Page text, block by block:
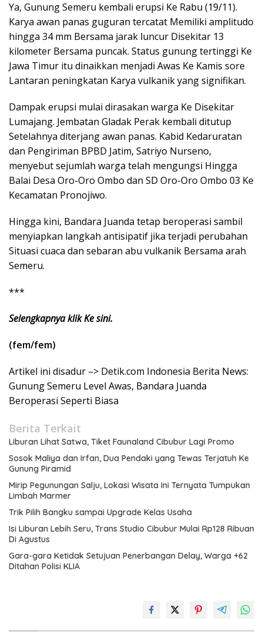
Ya, Gunung Semeru kembali erupsi Ke Rabu (19/11).
Karya awan panas guguran tercatat Memiliki amplitudo
hingga 34 mm Bersama jarak luncur Disekitar 13
kilometer Bersama puncak. Status gunung tertinggi Ke
Jawa Timur itu dinaikkan menjadi Awas Ke Kamis sore
Lantaran peningkatan Karya vulkanik yang signifikan.
Dampak erupsi mulai dirasakan warga Ke Disekitar
Lumajang. Jembatan Gladak Perak kembali ditutup
Setelahnya diterjang awan panas. Kabid Kedaruratan
dan Pengiriman BPBD Jatim, Satriyo Nurseno,
menyebut sejumlah warga telah mengungsi Hingga
Balai Desa Oro-Oro Ombo dan SD Oro-Oro Ombo 03 Ke
Kecamatan Pronojiwo.
Hingga kini, Bandara Juanda tetap beroperasi sambil
menyiapkan langkah antisipatif jika terjadi perubahan
Situasi cuaca dan sebaran abu vulkanik Bersama arah
Semeru.
***
Selengkapnya klik Ke sini.
(fem/fem)
Artikel ini disadur –> Detik.com Indonesia Berita News:
Gunung Semeru Level Awas, Bandara Juanda
Beroperasi Seperti Biasa
Berita Terkait
Liburan Lihat Satwa, Tiket Faunaland Cibubur Lagi Promo
Sosok Maliya dan Irfan, Dua Pendaki yang Tewas Terjatuh Ke
Gunung Piramid
Mirip Pegunungan Salju, Lokasi Wisata Ini Ternyata Tumpukan
Limbah Marmer
Trik Pilih Bangku sampai Upgrade Kelas Usaha
Isi Liburan Lebih Seru, Trans Studio Cibubur Mulai Rp128 Ribuan
Di Agustus
Gara-gara Ketidak Setujuan Penerbangan Delay, Warga +62
Ditahan Polisi KLIA